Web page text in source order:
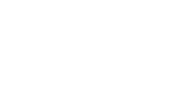
法》
暂行办
税申报
税申报